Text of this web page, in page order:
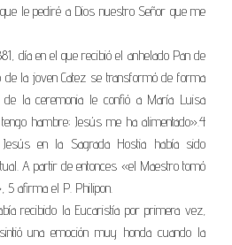
le pediré a Dios nuestro Señor que me
día en el que recibió el anhelado Pan de
de la joven Catez se transformó de forma
la ceremonia le confió a María Luisa
hambre; Jesús me ha alimentado».4
en la Sagrada Hostia había sido
A partir de entonces «el Maestro tomó
5 afirma el P. Philipon.
recibido la Eucaristía por primera vez,
una emoción muy honda cuando la